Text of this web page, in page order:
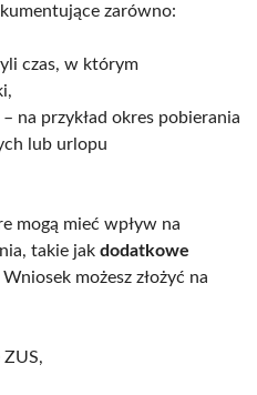
zarówno:
czas, w którym
– na przykład okres pobierania
lub urlopu
mogą mieć wpływ na
takie jak dodatkowe
Wniosek możesz złożyć na